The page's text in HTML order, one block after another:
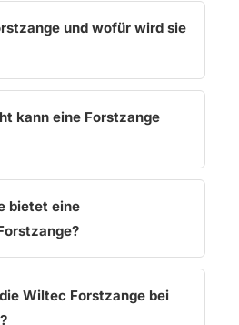
und wofür wird sie
kann eine Forstzange
bietet eine
Wiltec Forstzange bei